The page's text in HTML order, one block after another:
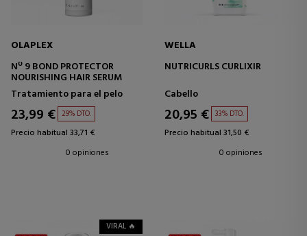
OLAPLEX
Nº 9 BOND PROTECTOR
NOURISHING HAIR SERUM
Tratamiento para el pelo
23,99 € 29% DTO.
Precio habitual 33,71 €
0 opiniones
WELLA
NUTRICURLS CURLIXIR
Cabello
20,95 € 33% DTO.
Precio habitual 31,50 €
0 opiniones
VIRAL 🔥